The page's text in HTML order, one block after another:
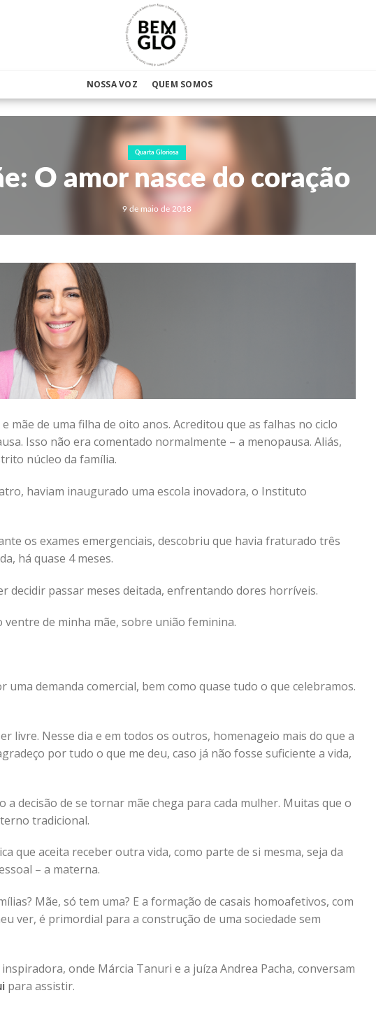
NOSSA VOZ QUEM SOMOS
Quarta Gloriosa
O amor nasce do coração
9 de maio de 2018
mãe de uma filha de oito anos. Acreditou que as falhas no ciclo
Isso não era comentado normalmente – a menopausa. Aliás,
núcleo da família.
haviam inaugurado uma escola inovadora, o Instituto
os exames emergenciais, descobriu que havia fraturado três
há quase 4 meses.
decidir passar meses deitada, enfrentando dores horríveis.
de minha mãe, sobre união feminina.
demanda comercial, bem como quase tudo o que celebramos.
livre. Nesse dia e em todos os outros, homenageio mais do que a
por tudo o que me deu, caso já não fosse suficiente a vida,
decisão de se tornar mãe chega para cada mulher. Muitas que o
tradicional.
que aceita receber outra vida, como parte de si mesma, seja da
– a materna.
Mãe, só tem uma? E a formação de casais homoafetivos, com
ver, é primordial para a construção de uma sociedade sem
onde Márcia Tanuri e a juíza Andrea Pacha, conversam
para assistir.